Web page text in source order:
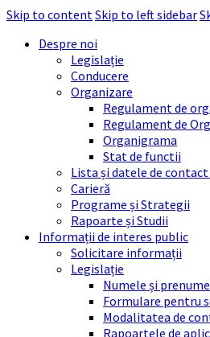
Skip to contentSkip to left sidebar
Despre noi
Legislație
Conducere
Organizare
Regulament de
Regulament de
Organigrama
Stat de functii
Lista și datele de
Carieră
Programe și Strategii
Rapoarte și Studii
Informații de interes public
Solicitare informații
Legislație
Numele și
Formulare pentru
Modalitatea de
Rapoartele de